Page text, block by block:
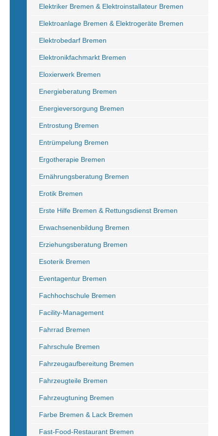
Elektriker Bremen & Elektroinstallateur Bremen
Elektroanlage Bremen & Elektrogeräte Bremen
Elektrobedarf Bremen
Elektronikfachmarkt Bremen
Eloxierwerk Bremen
Energieberatung Bremen
Energieversorgung Bremen
Entrostung Bremen
Entrümpelung Bremen
Ergotherapie Bremen
Ernährungsberatung Bremen
Erotik Bremen
Erste Hilfe Bremen & Rettungsdienst Bremen
Erwachsenenbildung Bremen
Erziehungsberatung Bremen
Esoterik Bremen
Eventagentur Bremen
Fachhochschule Bremen
Facility-Management
Fahrrad Bremen
Fahrschule Bremen
Fahrzeugaufbereitung Bremen
Fahrzeugteile Bremen
Fahrzeugtuning Bremen
Farbe Bremen & Lack Bremen
Fast-Food-Restaurant Bremen